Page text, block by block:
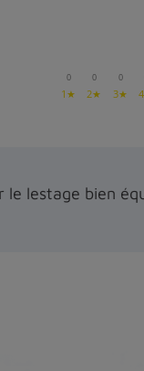
0
1★
0
2★
0
3★
lestage bien